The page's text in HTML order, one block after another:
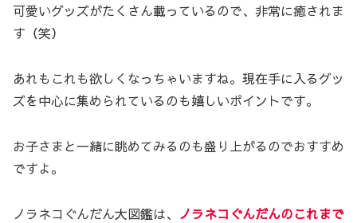
可愛いグッズがたくさん載っているので、非常に癒されま
す（笑）
あれもこれも欲しくなっちゃいますね。現在手に入るグッ
ズを中心に集められているのも嬉しいポイントです。
お子さまと一緒に眺めてみるのも盛り上がるのでおすすめ
ですよ。
ノラネコぐんだん大図鑑は、 ノラネコぐんだんのこれまで